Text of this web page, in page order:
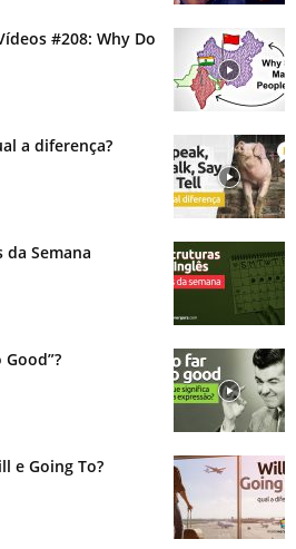
#208: Why Do
a diferença?
Semana
e Going To?